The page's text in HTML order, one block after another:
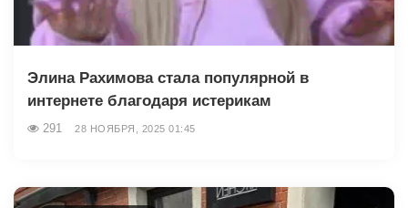
Элина Рахимова стала популярной в
интернете благодаря истерикам
291 28 НОЯБРЯ, 2025 01:45